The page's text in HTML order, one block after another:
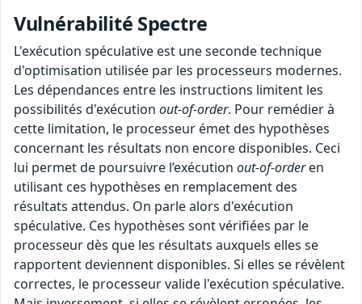
Vulnérabilité Spectre
L'exécution spéculative est une seconde technique
d'optimisation utilisée par les processeurs modernes.
Les dépendances entre les instructions limitent les
possibilités d'exécution out-of-order. Pour remédier à
cette limitation, le processeur émet des hypothèses
concernant les résultats non encore disponibles. Ceci
lui permet de poursuivre l’exécution out-of-orderen
utilisant ces hypothèses en remplacement des
résultats attendus. On parle alors d'exécution
spéculative. Ces hypothèses sont vérifiées par le
processeur dès que les résultats auxquels elles se
rapportent deviennent disponibles. Si elles se révèlent
correctes, le processeur valide l'exécution spéculative.